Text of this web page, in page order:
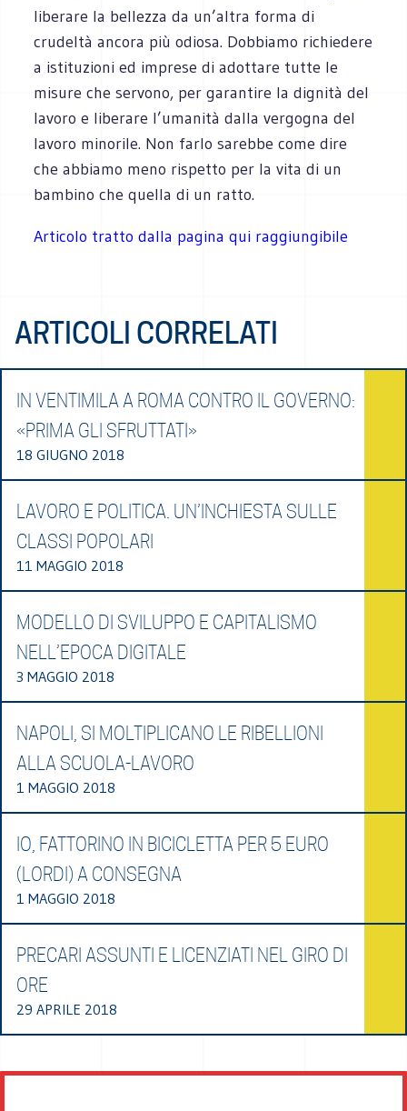
liberare la bellezza da un’altra forma di
crudeltà ancora più odiosa. Dobbiamo richiedere
a istituzioni ed imprese di adottare tutte le
misure che servono, per garantire la dignità del
lavoro e liberare l’umanità dalla vergogna del
lavoro minorile. Non farlo sarebbe come dire
che abbiamo meno rispetto per la vita di un
bambino che quella di un ratto.
Articolo tratto dalla pagina qui raggiungibile
ARTICOLI CORRELATI
IN VENTIMILA A ROMA CONTRO IL GOVERNO:
«PRIMA GLI SFRUTTATI»
18 GIUGNO 2018
LAVORO E POLITICA. UN’INCHIESTA SULLE
CLASSI POPOLARI
11 MAGGIO 2018
MODELLO DI SVILUPPO E CAPITALISMO
NELL’EPOCA DIGITALE
3 MAGGIO 2018
NAPOLI, SI MOLTIPLICANO LE RIBELLIONI
ALLA SCUOLA-LAVORO
1 MAGGIO 2018
IO, FATTORINO IN BICICLETTA PER 5 EURO
(LORDI) A CONSEGNA
1 MAGGIO 2018
PRECARI ASSUNTI E LICENZIATI NEL GIRO DI
ORE
29 APRILE 2018